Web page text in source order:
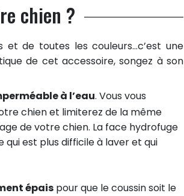
chien ?
de toutes les couleurs…c’est une
de cet accessoire, songez à son
à l’eau. Vous vous
chien et limiterez de la même
de votre chien. La face hydrofuge
est plus difficile à laver et qui
épais pour que le coussin soit le